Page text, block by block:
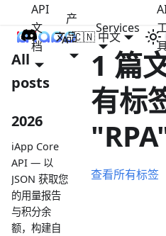
iApp
API
文
档
产
品
Services
🇨🇳 中文
All
posts
2026
iApp Core
API — 以
JSON 获取您
的用量报告
与积分余
额，构建自
1 篇
有标
查看所有标签